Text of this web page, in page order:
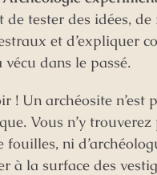
de tester des idées,
et d’expliquer
vécu dans le passé.
! Un archéosite n’est
Vous n’y trouverez
fouilles, ni
à la surface des